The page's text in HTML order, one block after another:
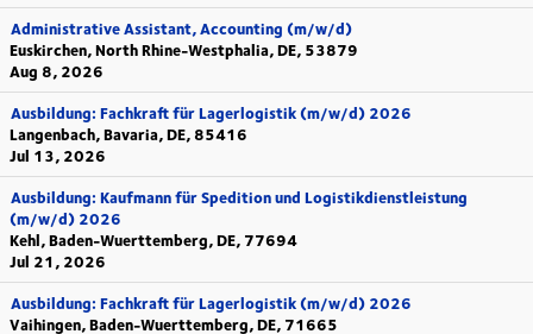
Administrative Assistant, Accounting (m/w/d)
Euskirchen, North Rhine-Westphalia, DE, 53879
Aug 8, 2026
Ausbildung: Fachkraft für Lagerlogistik (m/w/d) 2026
Langenbach, Bavaria, DE, 85416
Jul 13, 2026
Ausbildung: Kaufmann für Spedition und Logistikdienstleistung
(m/w/d) 2026
Kehl, Baden-Wuerttemberg, DE, 77694
Jul 21, 2026
Ausbildung: Fachkraft für Lagerlogistik (m/w/d) 2026
Vaihingen, Baden-Wuerttemberg, DE, 71665